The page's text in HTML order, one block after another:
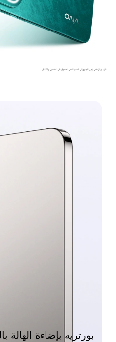
بورتريه بإضاءة الهالة